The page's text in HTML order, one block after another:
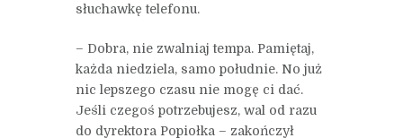
słuchawkę telefonu.
– Dobra, nie zwalniaj tempa. Pamiętaj,
każda niedziela, samo południe. No już
nic lepszego czasu nie mogę ci dać.
Jeśli czegoś potrzebujesz, wal od razu
do dyrektora Popiołka – zakończył